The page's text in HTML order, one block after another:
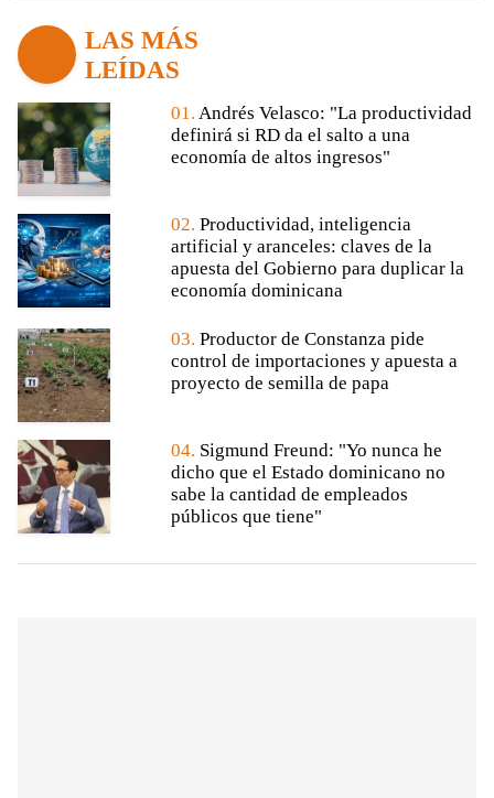
LAS MÁS
LEÍDAS
01. Andrés Velasco: "La productividad
definirá si RD da el salto a una
economía de altos ingresos"
02. Productividad, inteligencia
artificial y aranceles: claves de la
apuesta del Gobierno para duplicar la
economía dominicana
03. Productor de Constanza pide
control de importaciones y apuesta a
proyecto de semilla de papa
04. Sigmund Freund: "Yo nunca he
dicho que el Estado dominicano no
sabe la cantidad de empleados
públicos que tiene"